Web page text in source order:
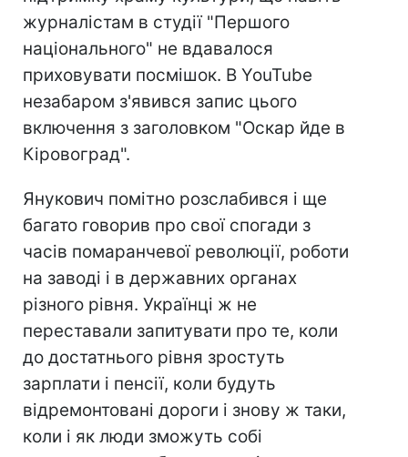
журналістам в студії "Першого
національного" не вдавалося
приховувати посмішок. В YouTube
незабаром з'явився запис цього
включення з заголовком "Оскар йде в
Кіровоград".
Янукович помітно розслабився і ще
багато говорив про свої спогади з
часів помаранчевої революції, роботи
на заводі і в державних органах
різного рівня. Українці ж не
переставали запитувати про те, коли
до достатнього рівня зростуть
зарплати і пенсії, коли будуть
відремонтовані дороги і знову ж таки,
коли і як люди зможуть собі